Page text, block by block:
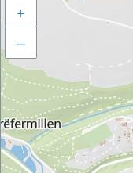
+
–